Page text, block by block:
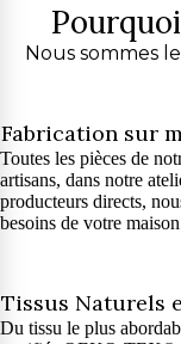
Nous sommes
Fabrication sur
Toutes les pièces de
artisans, dans notre
producteurs directs,
besoins de votre
Tissus Naturels
Du tissu le plus